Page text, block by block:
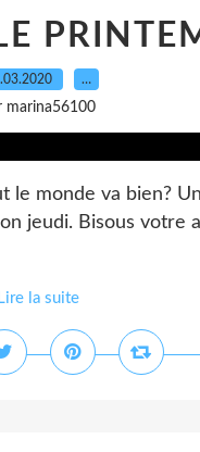
…
marina56100
le monde va bien?
jeudi. Bisous votre
Lire la suite